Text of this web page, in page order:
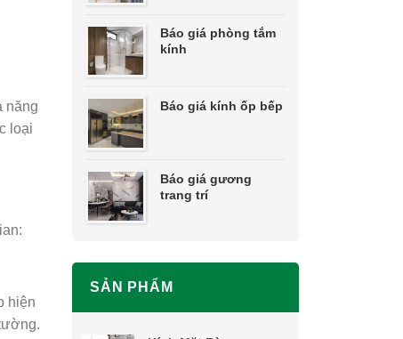
năng
loại
hiện
Báo giá phòng tắm
kính
Báo giá kính ốp bếp
Báo giá gương
trang trí
SẢN PHẨM